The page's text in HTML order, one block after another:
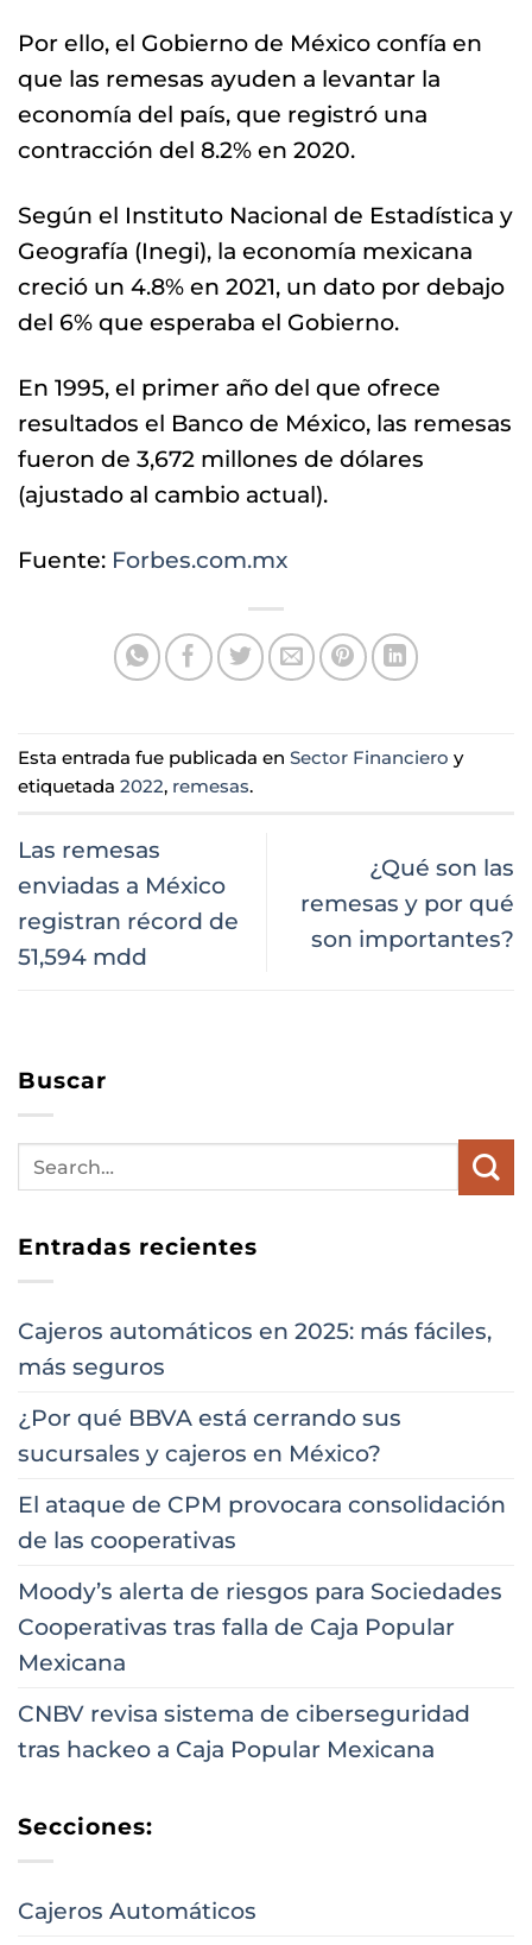
Por ello, el Gobierno de México confía en
que las remesas ayuden a levantar la
economía del país, que registró una
contracción del 8.2% en 2020.
Según el Instituto Nacional de Estadística y
Geografía (Inegi), la economía mexicana
creció un 4.8% en 2021, un dato por debajo
del 6% que esperaba el Gobierno.
En 1995, el primer año del que ofrece
resultados el Banco de México, las remesas
fueron de 3,672 millones de dólares
(ajustado al cambio actual).
Fuente: Forbes.com.mx
Esta entrada fue publicada en Sector Financiero y
etiquetada 2022, remesas.
Las remesas
enviadas a México
registran récord de
51,594 mdd
¿Qué son las
remesas y por qué
son importantes?
Buscar
Entradas recientes
Cajeros automáticos en 2025: más fáciles,
más seguros
¿Por qué BBVA está cerrando sus
sucursales y cajeros en México?
El ataque de CPM provocara consolidación
de las cooperativas
Moody’s alerta de riesgos para Sociedades
Cooperativas tras falla de Caja Popular
Mexicana
CNBV revisa sistema de ciberseguridad
tras hackeo a Caja Popular Mexicana
Secciones:
Cajeros Automáticos